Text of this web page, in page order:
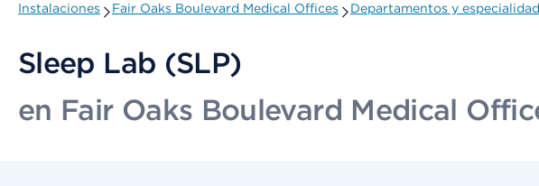
Instalaciones Fair Oaks Boulevard Medical Offices Departamentos y
Sleep Lab (SLP)
en Fair Oaks Boulevard Medical